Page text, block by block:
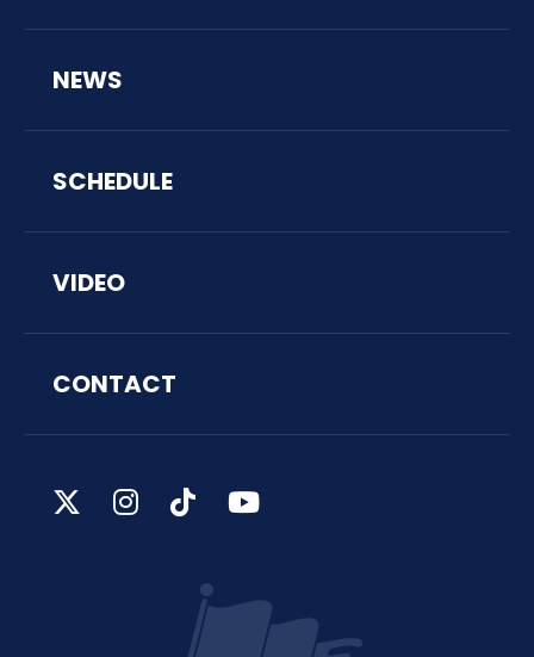
NEWS
SCHEDULE
VIDEO
CONTACT